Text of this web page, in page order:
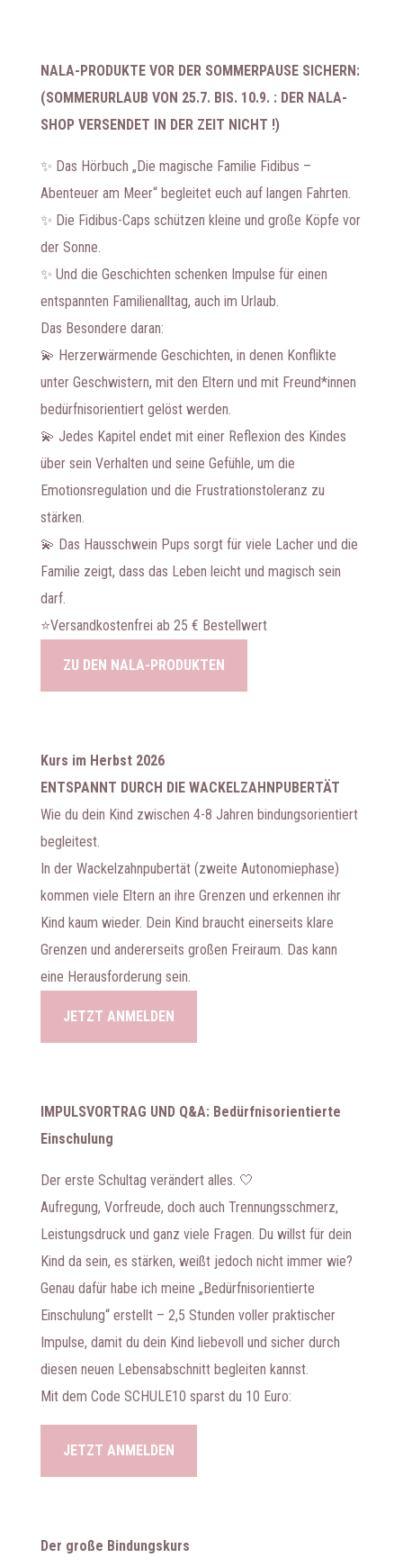
NALA-PRODUKTE VOR DER SOMMERPAUSE SICHERN:
(SOMMERURLAUB VON 25.7. BIS. 10.9. : DER NALA-
SHOP VERSENDET IN DER ZEIT NICHT !)
✨ Das Hörbuch „Die magische Familie Fidibus –
Abenteuer am Meer“ begleitet euch auf langen Fahrten.
✨ Die Fidibus-Caps schützen kleine und große Köpfe vor
der Sonne.
✨ Und die Geschichten schenken Impulse für einen
entspannten Familienalltag, auch im Urlaub.
Das Besondere daran:
💫 Herzerwärmende Geschichten, in denen Konflikte
unter Geschwistern, mit den Eltern und mit Freund*innen
bedürfnisorientiert gelöst werden.
💫 Jedes Kapitel endet mit einer Reflexion des Kindes
über sein Verhalten und seine Gefühle, um die
Emotionsregulation und die Frustrationstoleranz zu
stärken.
💫 Das Hausschwein Pups sorgt für viele Lacher und die
Familie zeigt, dass das Leben leicht und magisch sein
darf.
⭐️Versandkostenfrei ab 25 € Bestellwert
ZU DEN NALA-PRODUKTEN
Kurs im Herbst 2026
ENTSPANNT DURCH DIE WACKELZAHNPUBERTÄT
Wie du dein Kind zwischen 4-8 Jahren bindungsorientiert
begleitest.
In der Wackelzahnpubertät (zweite Autonomiephase)
kommen viele Eltern an ihre Grenzen und erkennen ihr
Kind kaum wieder. Dein Kind braucht einerseits klare
Grenzen und andererseits großen Freiraum. Das kann
eine Herausforderung sein.
JETZT ANMELDEN
IMPULSVORTRAG UND Q&A: Bedürfnisorientierte
Einschulung
Der erste Schultag verändert alles. 🤍
Aufregung, Vorfreude, doch auch Trennungsschmerz,
Leistungsdruck und ganz viele Fragen. Du willst für dein
Kind da sein, es stärken, weißt jedoch nicht immer wie?
Genau dafür habe ich meine „Bedürfnisorientierte
Einschulung“ erstellt – 2,5 Stunden voller praktischer
Impulse, damit du dein Kind liebevoll und sicher durch
diesen neuen Lebensabschnitt begleiten kannst.
Mit dem Code SCHULE10 sparst du 10 Euro:
JETZT ANMELDEN
Der große Bindungskurs